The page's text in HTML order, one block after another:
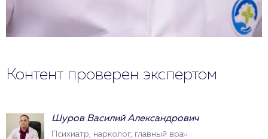
Контент проверен экспертом
Шуров Василий Александрович
Психиатр, нарколог, главный врач